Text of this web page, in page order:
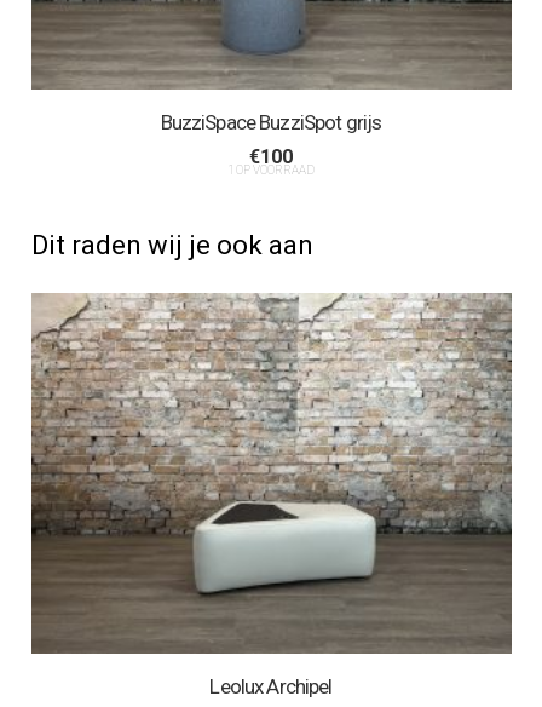
BuzziSpace BuzziSpot grijs
€100
1 OP VOORRAAD
Dit raden wij je ook aan
Leolux Archipel